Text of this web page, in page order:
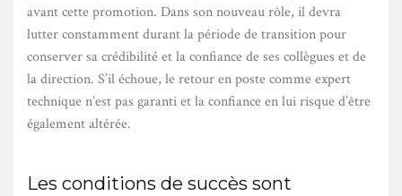
avant cette promotion. Dans son nouveau rôle, il devra
lutter constamment durant la période de transition pour
conserver sa crédibilité et la confiance de ses collègues et de
la direction. S’il échoue, le retour en poste comme expert
technique n’est pas garanti et la confiance en lui risque d’être
également altérée.
Les conditions de succès sont